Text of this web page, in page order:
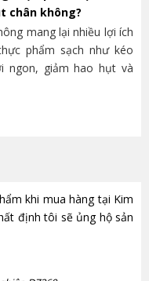
chân không?
mang lại nhiều lợi ích
phẩm sạch như kéo
ngon, giảm hao hụt và
khi mua hàng tại Kim
định tôi sẽ ủng hộ sản